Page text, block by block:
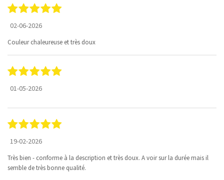
02-06-2026
Couleur chaleureuse et très doux
01-05-2026
19-02-2026
Très bien - conforme à la description et très doux. A voir sur la durée mais il
semble de très bonne qualité.